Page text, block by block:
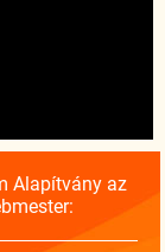
Alapítvány az